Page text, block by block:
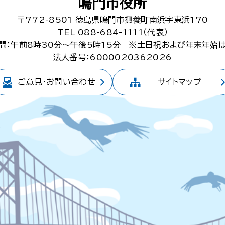
鳴門市役所
〒772-8501
徳島県鳴門市撫養町南浜字東浜170
TEL 088-684-1111（代表）
：午前8時30分～午後5時15分
※土日祝および年末年始
法人番号：6000020362026
ご意見・お問い合わせ サイトマップ